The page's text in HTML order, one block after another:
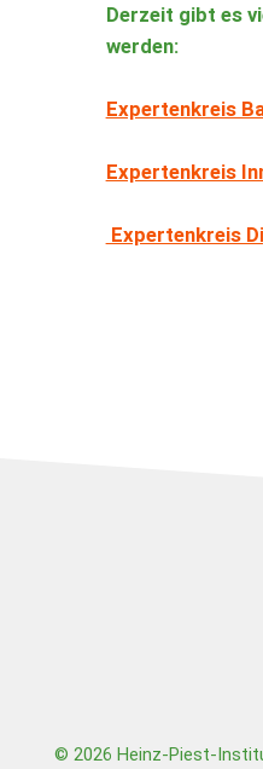
Derzeit gibt es
werden:
Expertenkreis
Expertenkreis
Expertenkreis
© 2026 Heinz-Piest-